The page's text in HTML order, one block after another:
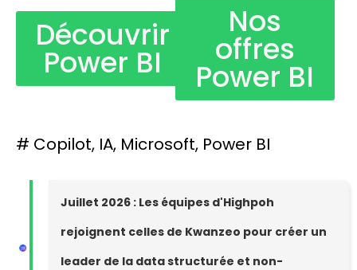
Découvrir
Power BI
Nos
offres
Power BI
# Copilot, IA, Microsoft, Power BI
Juillet 2026 : Les équipes d'Highpoh
rejoignent celles de Kwanzeo pour créer un
leader de la data structurée et non-